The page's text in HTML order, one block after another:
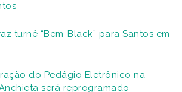
turnê “Bem-Black” para Santos em
do Pedágio Eletrônico na
será reprogramado